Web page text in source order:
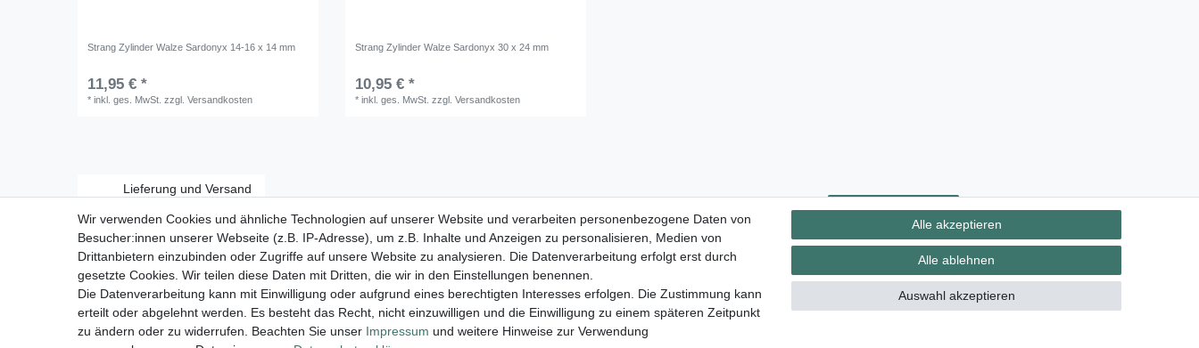
Strang Zylinder Walze Sardonyx 14-16 x 14 mm
11,95 € *
*inkl. ges. MwSt. zzgl.Versandkosten
Strang Zylinder Walze Sardonyx 30 x 24 mm
10,95 € *
*inkl. ges. MwSt. zzgl.Versandkosten
Lieferung und Versand
Widerrufs­recht Vertrag widerrufen Kontakt
Zahlungsarten:
Wir verwenden Cookies und ähnliche Technologien auf unserer Website und verarbeiten personenbezogene Daten von
Besucher:innen unserer Webseite (z.B. IP-Adresse), um z.B. Inhalte und Anzeigen zu personalisieren, Medien von
Drittanbietern einzubinden oder Zugriffe auf unsere Website zu analysieren. Die Datenverarbeitung erfolgt erst durch
gesetzte Cookies. Wir teilen diese Daten mit Dritten, die wir in den Einstellungen benennen.
Die Datenverarbeitung kann mit Einwilligung oder aufgrund eines berechtigten Interesses erfolgen. Die Zustimmung kann
erteilt oder abgelehnt werden. Es besteht das Recht, nicht einzuwilligen und die Einwilligung zu einem späteren Zeitpunkt
zu ändern oder zu widerrufen. Beachten Sie unser Impressum und weitere Hinweise zur Verwendung
Alle akzeptieren
Alle ablehnen
Auswahl akzeptieren